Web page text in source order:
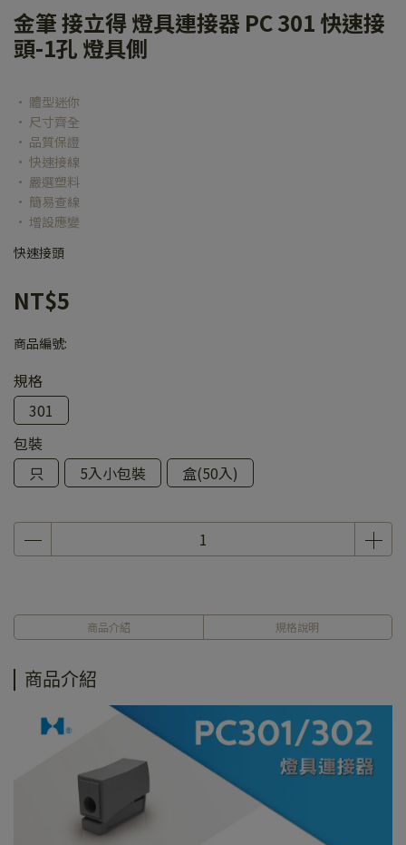
金筆 接立得 燈具連接器 PC 301 快速接
頭-1孔 燈具側
• 體型迷你
• 尺寸齊全
• 品質保證
• 快速接線
• 嚴選塑料
• 簡易查線
• 增設應變
快速接頭
NT$5
商品編號:
規格
301
包裝
只
5入小包裝 盒(50入)
商品介紹 規格說明
商品介紹